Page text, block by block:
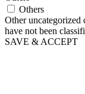
Others
Other uncategorized
have not been
SAVE & ACCEPT